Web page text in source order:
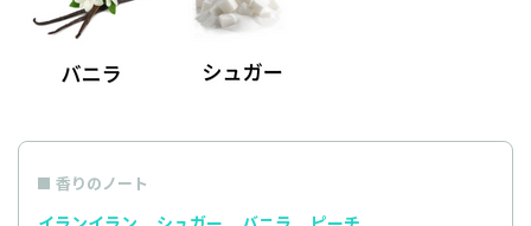
香りのノート